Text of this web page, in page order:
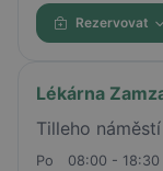
Rezervovat
Lékárna
Tilleho
Po
08:00 - 18:30